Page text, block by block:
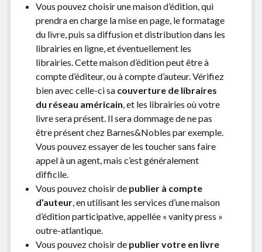
Vous pouvez choisir une maison d’édition, qui
prendra en charge la mise en page, le formatage
du livre, puis sa diffusion et distribution dans les
librairies en ligne, et éventuellement les
librairies. Cette maison d’édition peut être à
compte d’éditeur, ou à compte d’auteur. Vérifiez
bien avec celle-ci sa couverture de libraires
du réseau américain, et les librairies où votre
livre sera présent. Il sera dommage de ne pas
être présent chez Barnes&Nobles par exemple.
Vous pouvez essayer de les toucher sans faire
appel à un agent, mais c’est généralement
difficile.
Vous pouvez choisir de publier à compte
d’auteur, en utilisant les services d’une maison
d’édition participative, appellée « vanity press »
outre-atlantique.
Vous pouvez choisir de publier votre en livre